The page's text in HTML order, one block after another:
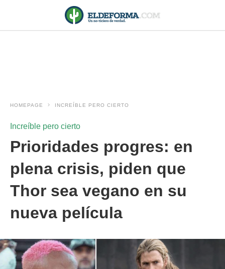
HOMEPAGE INCREÍBLE PERO CIERTO
Increíble pero cierto
Prioridades progres: en
plena crisis, piden que
Thor sea vegano en su
nueva película